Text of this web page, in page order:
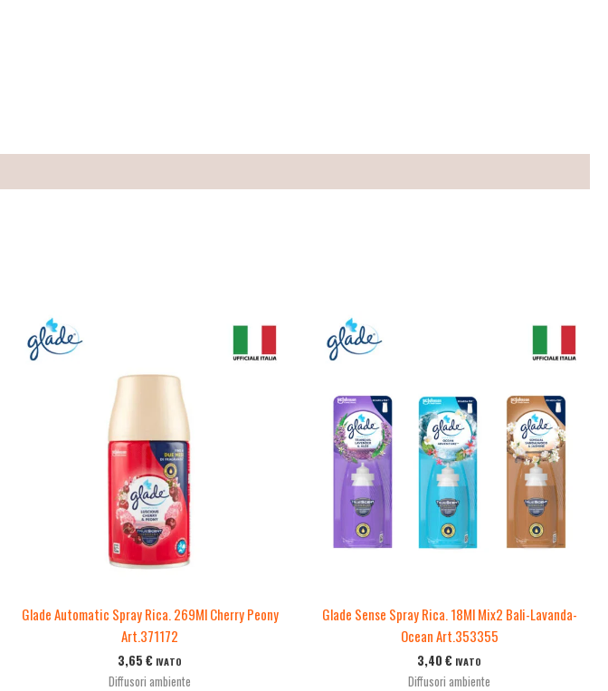
Glade Automatic Spray Rica. 269Ml Cherry Peony
Art.371172
3,65 € IVATO
Diffusori ambiente
Glade Sense Spray Rica. 18Ml Mix2 Bali-Lavanda-
Ocean Art.353355
3,40 € IVATO
Diffusori ambiente